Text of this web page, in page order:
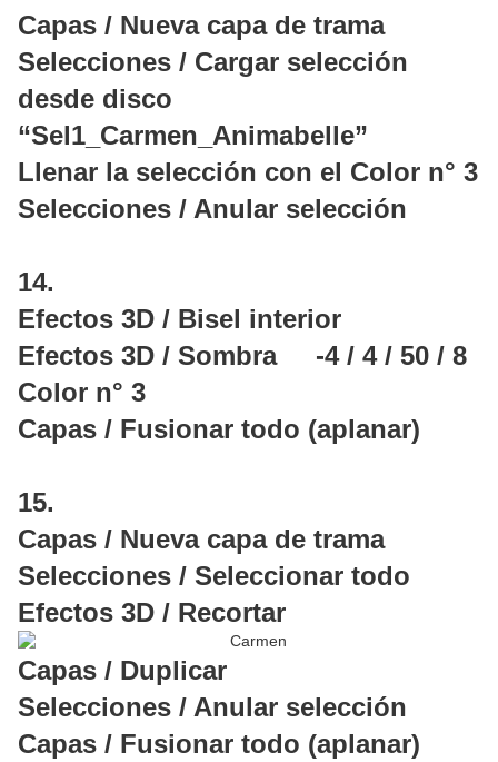
Capas / Nueva capa de trama
Selecciones / Cargar selección
desde disco
“Sel1_Carmen_Animabelle”
Llenar la selección con el Color n° 3
Selecciones / Anular selección
14.
Efectos 3D / Bisel interior
Efectos 3D / Sombra -4 / 4 / 50 / 8
Color n° 3
Capas / Fusionar todo (aplanar)
15.
Capas / Nueva capa de trama
Selecciones / Seleccionar todo
Efectos 3D / Recortar
Capas / Duplicar
Selecciones / Anular selección
Capas / Fusionar todo (aplanar)